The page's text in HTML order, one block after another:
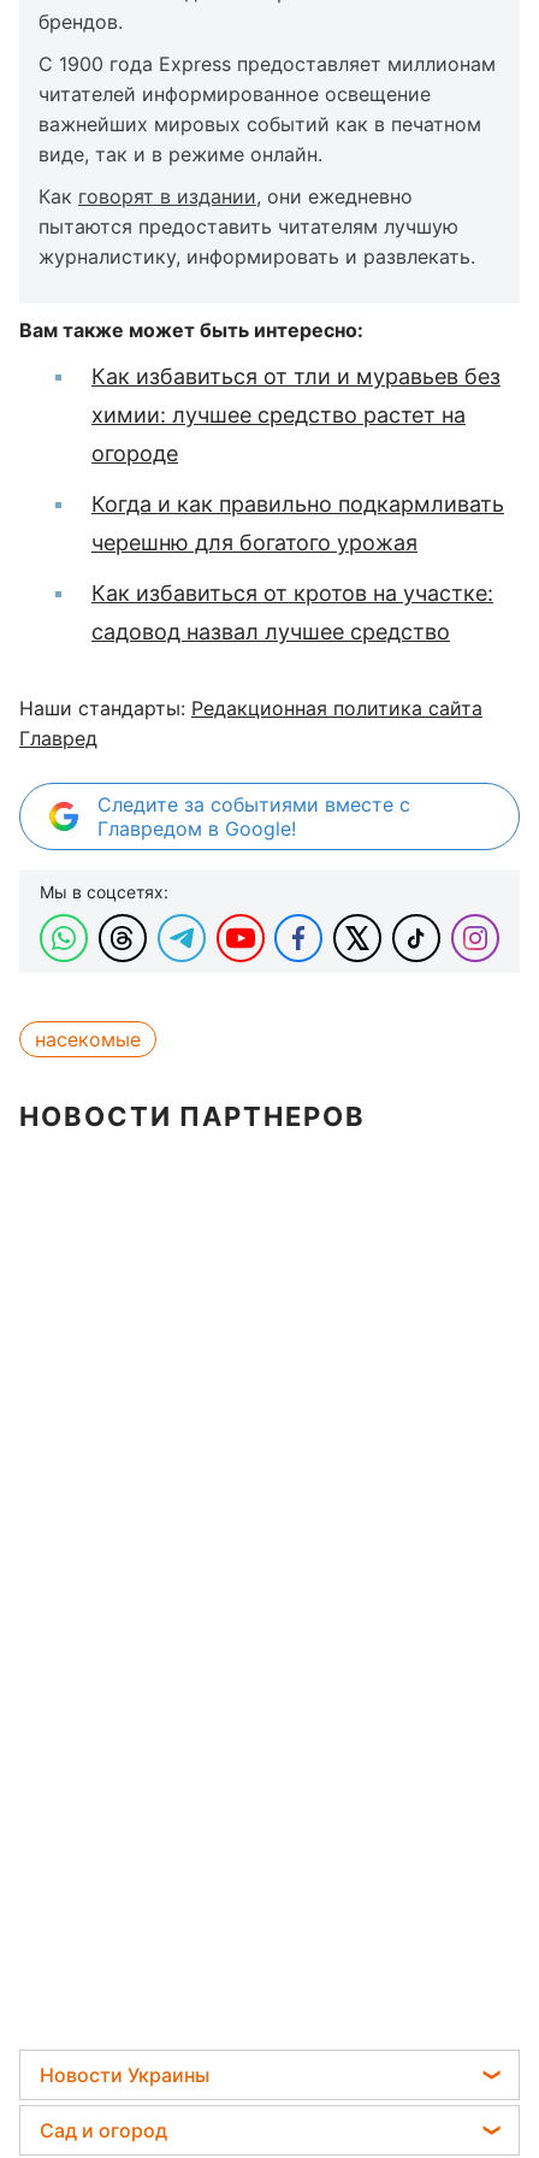
брендов.
С 1900 года Express предоставляет миллионам
читателей информированное освещение
важнейших мировых событий как в печатном
виде, так и в режиме онлайн.
Как говорят в издании, они ежедневно
пытаются предоставить читателям лучшую
журналистику, информировать и развлекать.
Вам также может быть интересно:
Как избавиться от тли и муравьев без
химии: лучшее средство растет на
огороде
Когда и как правильно подкармливать
черешню для богатого урожая
Как избавиться от кротов на участке:
садовод назвал лучшее средство
Наши стандарты: Редакционная политика сайта
Главред
Следите за событиями вместе с
Главредом в Google!
Мы в соцсетях:
насекомые
НОВОСТИ ПАРТНЕРОВ
Новости Украины
Телеграм новости Украины
Сад и огород